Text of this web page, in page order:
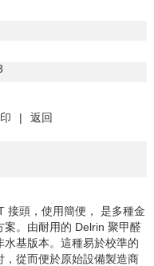
| 返回
接頭，使用簡便，
是多種金
案。由耐用的 Delrin 聚甲醛
基版本。這種易於校準的
從而便於原始設備製造商